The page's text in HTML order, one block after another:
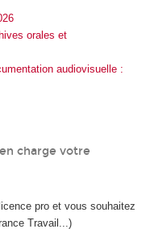
orales et
audiovisuelle :
charge votre
pro et vous souhaitez
Travail...)